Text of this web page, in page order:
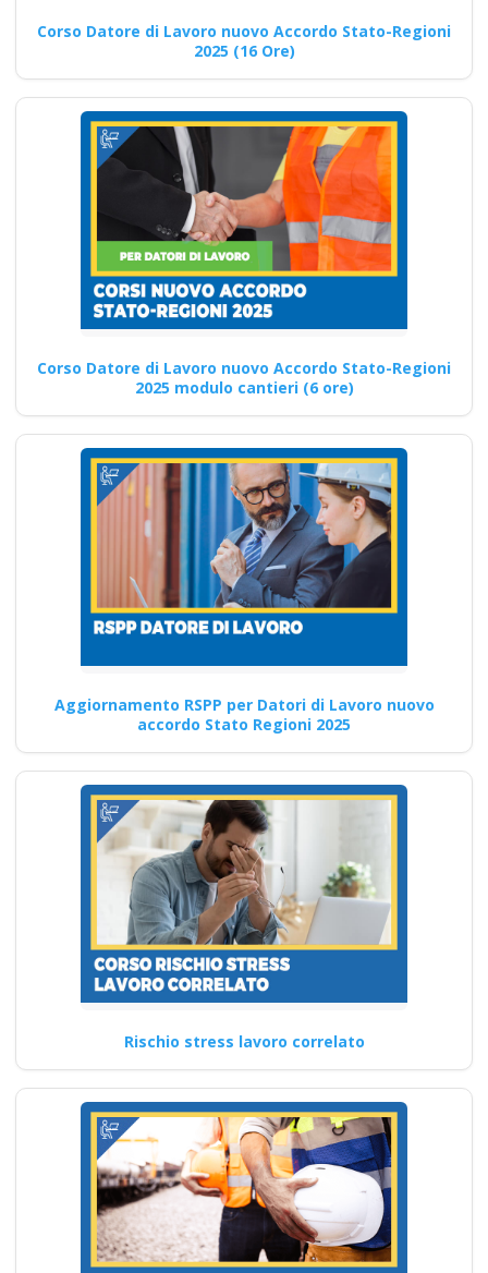
dell'accordo Stato-Regioni
sulle politiche di sicurezza sul
lavoro…
RSPP Rischio Basso:
corso specializzato
Moduli 1 e 2
Corsi formatori sicurezza sul
lavoro: nuove norme e linee
guida 2025 Nuovo…
Continua
Corso di
Approfondimento
formatore rspp
datore lavoratori
rischio basso medio
alto
Come identificare e ridurre i
rischi legati all'uso improprio
di sostanze chimiche…
Continua
Corso Datore
Modulo Aggiuntivo
Cantieri Edili 6 ore
Corso E-Learning:
Prevenzione degli
Infortuni in Ambiente
di Lavoro
Corso Datore di Lavoro nuovo Accordo Stato-Regioni
2025 (16 Ore)
Corso Datore di Lavoro nuovo Accordo Stato-Regioni
2025 modulo cantieri (6 ore)
Aggiornamento RSPP per Datori di Lavoro nuovo
accordo Stato Regioni 2025
Rischio stress lavoro correlato